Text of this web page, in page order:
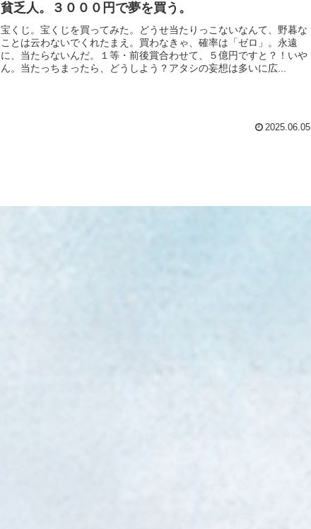
貧乏人。３０００円で夢を買う。
宝くじ。宝くじを買ってみた。どうせ当たりっこないなんて、野暮な
ことは云わないでくれたまえ。買わなきゃ、確率は「ゼロ」。永遠
に、当たらないんだ。１等・前後賞合わせて、５億円ですと？！いや
ん。当たっちまったら、どうしよう？アタシの妄想は多いに広...
2025.06.05